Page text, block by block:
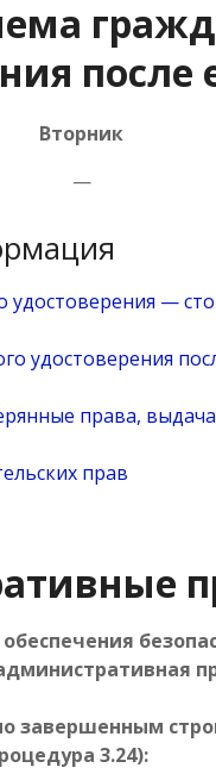
после
Вторник
—
удостоверения —
удостоверения
права,
прав
обеспечения
завершенным
3.24):